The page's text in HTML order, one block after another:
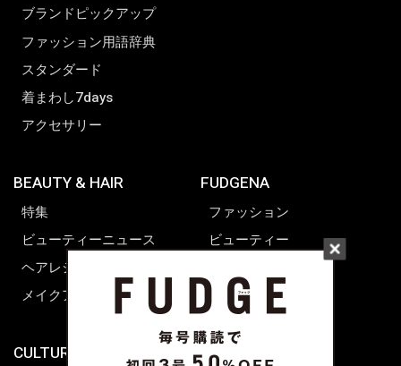
ブランドピックアップ
ファッション用語辞典
スタンダード
着まわし7days
アクセサリー
BEAUTY & HAIR
特集
ビューティーニュース
ヘアレシピ ストーリーズ
メイクアップティップス
CULTURE & LIFE
FUDGENA
ファッション
ビューティー
ライフスタイル